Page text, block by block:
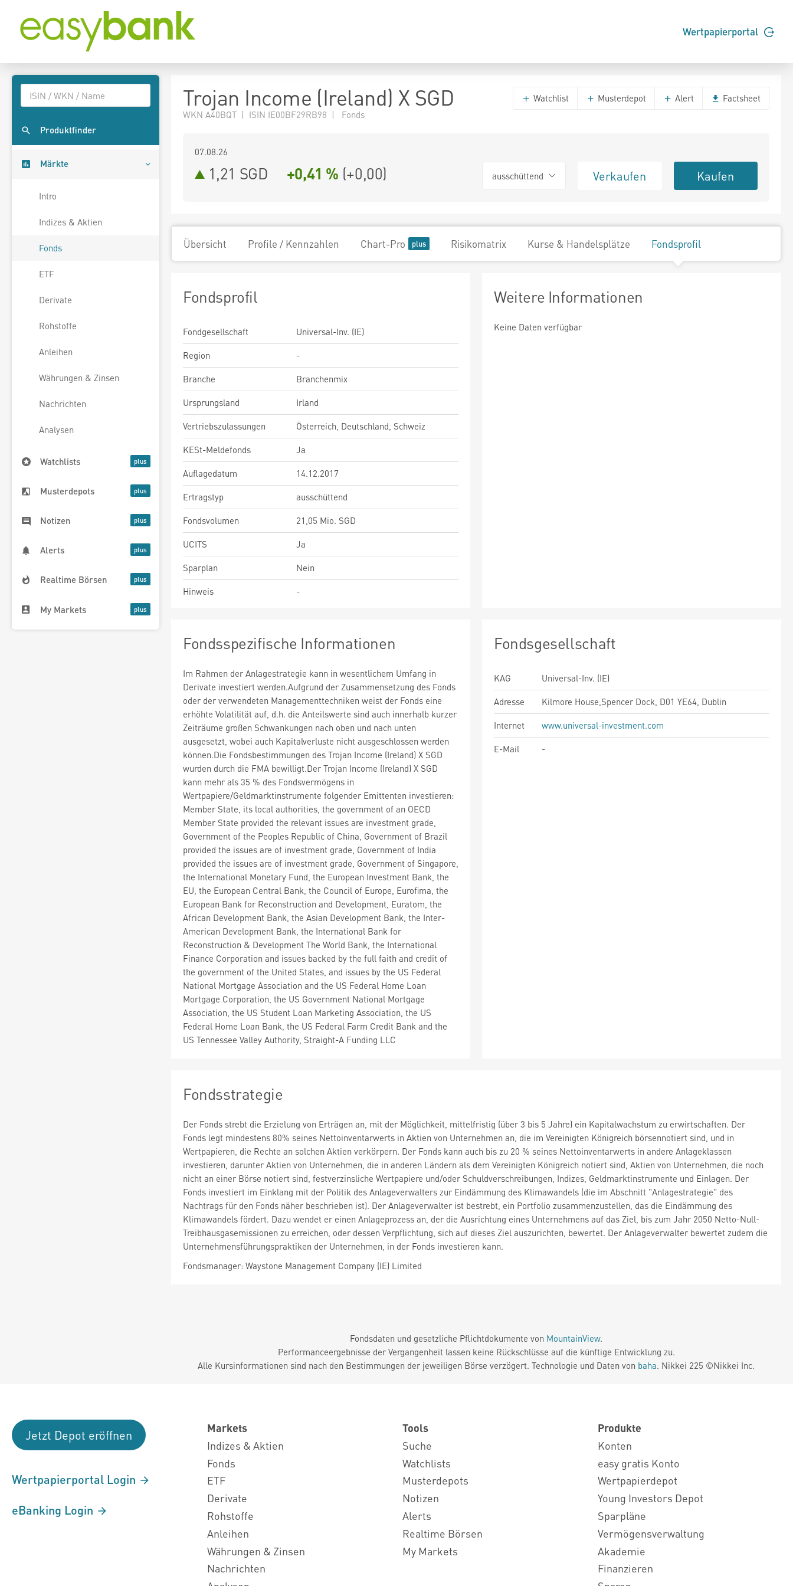
Wertpapierportal
Produktfinder
Märkte
Intro
Indizes & Aktien
Fonds
ETF
Derivate
Rohstoffe
Anleihen
Währungen & Zinsen
Nachrichten
Analysen
Watchlists
Musterdepots
Notizen
Alerts
Realtime Börsen
My Markets
Trojan Income (Ireland) X SGD
WKN A40BQT | ISIN IE00BF29RB98 | Fonds
Watchlist Musterdepot Alert Factsheet
07.08.26
1,21 SGD +0,41 % (+0,00) ausschüttend Verkaufen Kaufen
Übersicht Profile / Kennzahlen Chart-Pro Risikomatrix Kurse & Handelsplätze Fondsprofil
Fondsprofil
Fondgesellschaft
Universal-Inv. (IE)
Region
-
Branche
Branchenmix
Ursprungsland
Irland
Vertriebszulassungen
Österreich, Deutschland, Schweiz
KESt-Meldefonds
Ja
Auflagedatum
14.12.2017
Ertragstyp
ausschüttend
Fondsvolumen
21,05 Mio. SGD
UCITS
Ja
Sparplan
Nein
Hinweis
-
Weitere Informationen
Keine Daten verfügbar
Fondsspezifische Informationen
Im Rahmen der Anlagestrategie kann in wesentlichem Umfang in
Derivate investiert werden.Aufgrund der Zusammensetzung des Fonds
oder der verwendeten Managementtechniken weist der Fonds eine
erhöhte Volatilität auf, d.h. die Anteilswerte sind auch innerhalb kurzer
Zeiträume großen Schwankungen nach oben und nach unten
ausgesetzt, wobei auch Kapitalverluste nicht ausgeschlossen werden
können.Die Fondsbestimmungen des Trojan Income (Ireland) X SGD
wurden durch die FMA bewilligt.Der Trojan Income (Ireland) X SGD
kann mehr als 35 % des Fondsvermögens in
Wertpapiere/Geldmarktinstrumente folgender Emittenten investieren:
Member State, its local authorities, the government of an OECD
Member State provided the relevant issues are investment grade,
Government of the Peoples Republic of China, Government of Brazil
provided the issues are of investment grade, Government of India
provided the issues are of investment grade, Government of Singapore,
the International Monetary Fund, the European Investment Bank, the
EU, the European Central Bank, the Council of Europe, Eurofima, the
European Bank for Reconstruction and Development, Euratom, the
African Development Bank, the Asian Development Bank, the Inter-
American Development Bank, the International Bank for
Reconstruction & Development The World Bank, the International
Finance Corporation and issues backed by the full faith and credit of
the government of the United States, and issues by the US Federal
National Mortgage Association and the US Federal Home Loan
Mortgage Corporation, the US Government National Mortgage
Association, the US Student Loan Marketing Association, the US
Federal Home Loan Bank, the US Federal Farm Credit Bank and the
US Tennessee Valley Authority, Straight-A Funding LLC
Fondsgesellschaft
KAG
Universal-Inv. (IE)
Adresse
Kilmore House,Spencer Dock, D01 YE64, Dublin
Internet
www.universal-investment.com
E-Mail
-
Fondsstrategie
Der Fonds strebt die Erzielung von Erträgen an, mit der Möglichkeit, mittelfristig (über 3 bis 5 Jahre) ein Kapitalwachstum zu erwirtschaften. Der
Fonds legt mindestens 80% seines Nettoinventarwerts in Aktien von Unternehmen an, die im Vereinigten Königreich börsennotiert sind, und in
Wertpapieren, die Rechte an solchen Aktien verkörpern. Der Fonds kann auch bis zu 20 % seines Nettoinventarwerts in andere Anlageklassen
investieren, darunter Aktien von Unternehmen, die in anderen Ländern als dem Vereinigten Königreich notiert sind, Aktien von Unternehmen, die noch
nicht an einer Börse notiert sind, festverzinsliche Wertpapiere und/oder Schuldverschreibungen, Indizes, Geldmarktinstrumente und Einlagen. Der
Fonds investiert im Einklang mit der Politik des Anlageverwalters zur Eindämmung des Klimawandels (die im Abschnitt "Anlagestrategie" des
Nachtrags für den Fonds näher beschrieben ist). Der Anlageverwalter ist bestrebt, ein Portfolio zusammenzustellen, das die Eindämmung des
Klimawandels fördert. Dazu wendet er einen Anlageprozess an, der die Ausrichtung eines Unternehmens auf das Ziel, bis zum Jahr 2050 Netto-Null-
Treibhausgasemissionen zu erreichen, oder dessen Verpflichtung, sich auf dieses Ziel auszurichten, bewertet. Der Anlageverwalter bewertet zudem die
Unternehmensführungspraktiken der Unternehmen, in der Fonds investieren kann.
Fondsmanager: Waystone Management Company (IE) Limited
Fondsdaten und gesetzliche Pflichtdokumente von MountainView.
Performanceergebnisse der Vergangenheit lassen keine Rückschlüsse auf die künftige Entwicklung zu.
Alle Kursinformationen sind nach den Bestimmungen der jeweiligen Börse verzögert. Technologie und Daten von baha. Nikkei 225 ©Nikkei Inc.
Jetzt Depot eröffnen
Wertpapierportal Login
eBanking Login
Markets
Indizes & Aktien
Fonds
ETF
Derivate
Rohstoffe
Anleihen
Währungen & Zinsen
Nachrichten
Tools
Suche
Watchlists
Musterdepots
Notizen
Alerts
Realtime Börsen
My Markets
Produkte
Konten
easy gratis Konto
Wertpapierdepot
Young Investors Depot
Sparpläne
Vermögensverwaltung
Akademie
Finanzieren